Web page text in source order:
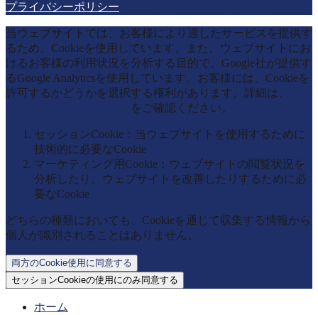
プライバシーポリシー
当ウェブサイトでは、お客様により適したサービスを提供す
るため、Cookieを使用しています。また、ウェブサイトにお
けるお客様の利用状況を分析する目的で、Google社が提供す
るGoogle Analyticsを使用しています。お客様には、Cookieを
許可するかどうかを選択する権利があります。詳細は、
をご確認ください。
セッションCookie：当ウェブサイトを使用するために
技術的に必要なCookie
マーケティング用Cookie：ウェブサイトの閲覧状況を
分析したり、ウェブサイトを改善したりするために必
要なCookie
どちらの種類においても、Cookieを通じて収集する情報から
個人が識別されることはありません。
両方のCookie使用に同意する
セッションCookieの使用にのみ同意する
ホーム